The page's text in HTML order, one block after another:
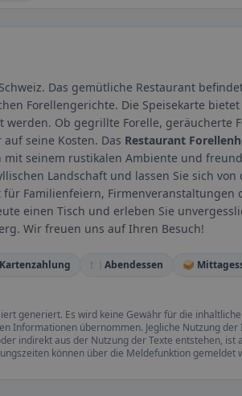
Das gemütliche Restaurant
Forellengerichte. Die Speisekarte bietet
Ob gegrillte Forelle, geräucherte
seine Kosten. Das Restaurant
seinem rustikalen Ambiente und
Landschaft und lassen Sie sich von
Familienfeiern, Firmenveranstaltungen
einen Tisch und erleben Sie
Wir freuen uns auf Ihren Besuch!
🍽️ Abendessen
🥪
generiert. Es wird keine Gewähr für die inhaltliche
Informationen übernommen. Jegliche Nutzung
indirekt aus der Nutzung der Texte entstehen, ist
können über die Meldefunktion gemeldet